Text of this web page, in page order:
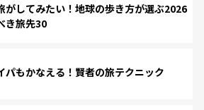
がしてみたい！地球の歩き方が選ぶ2026
き旅先30
パもかなえる！賢者の旅テクニック